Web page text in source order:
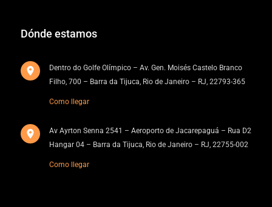
Dónde estamos
Dentro do Golfe Olímpico – Av. Gen. Moisés Castelo Branco
Filho, 700 – Barra da Tijuca, Rio de Janeiro – RJ, 22793-365
Como llegar
Av Ayrton Senna 2541 – Aeroporto de Jacarepaguá – Rua D2
Hangar 04 – Barra da Tijuca, Rio de Janeiro – RJ, 22755-002
Como llegar